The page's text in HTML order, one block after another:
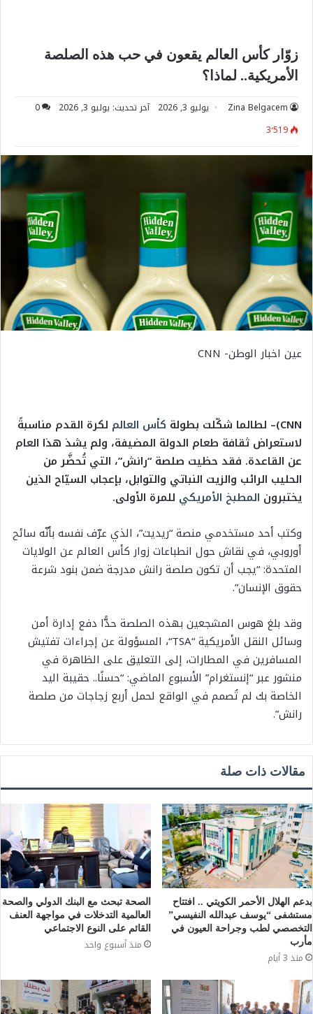
زوّار كأس العالم يقعون في حب هذه الصلصة
الأمريكية.. لماذا؟
Zina Belgacem يوليو 3, 2026 آخر تحديث: يوليو 3, 2026
0
3٬519
عين اخبار الوطن- CNN
CNN)– لطالما شكّلت بطولة كأس العالم لكرة القدم مناسبةً
لاستعراض ثقافة طعام الدولة المضيفة، ولم يشذ هذا العام
عن القاعدة. فقد حظيت صلصة “رانش”، التي تُحضَّر من
الحليب الرائب والزيت النباتي والتوابل، بإعجاب السيّاح الذين
يختبرون المطبخ الأمريكي للمرة الأولى.
وكتب أحد مستخدمي منصة “ريديت”، الذي عرّف نفسه بأنّه سائح
أوروبي، في نقاش حول انطباعات زوار كأس العالم عن الولايات
المتحدة: “يجب أن تكون صلصة رانش مدرجة ضمن بنود شرعة
حقوق الإنسان”.
وقد بلغ هوس المشجعين بهذه الصلصة حدًّا دفع إدارة أمن
وسائل النقل الأمريكية “TSA“، المسؤولة عن إجراءات تفتيش
المسافرين في المطارات، إلى التعليق على الظاهرة في
منشور عبر “إنستغرام” الأسبوع الماضي: “حسنًا.. حقيبة اليد
الخاصة بك لم تُصمم في الواقع لحمل أربع زجاجات من صلصة
رانش”.
مقالات ذات صلة
بدعم الهلال الأحمر الكويتي .. افتتاح
مستشفى “يوسف عبدالله النفيسي”
التخصصي لطب وجراحة العيون في
مأرب
منذ 3 أيام
الصحة تبحث مع البنك الدولي والصحة
العالمية التدخلات في مواجهة العنف
القائم على النوع الاجتماعي
منذ أسبوع واحد